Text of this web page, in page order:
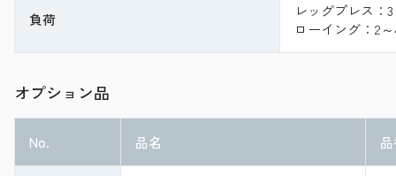
負荷
レッグプレス：
ローイング：2
オプション品
No. 品名